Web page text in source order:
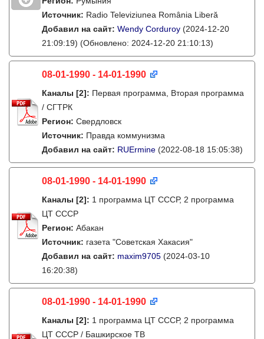
Источник: Radio Televiziunea România Liberă
Добавил на сайт: Wendy Corduroy (2024-12-20
21:09:19) (Обновлено: 2024-12-20 21:10:13)
08-01-1990 - 14-01-1990
Каналы [2]: Первая программа, Вторая программа
/ СГТРК
Регион: Свердловск
Источник: Правда коммунизма
Добавил на сайт: RUErmine (2022-08-18 15:05:38)
08-01-1990 - 14-01-1990
Каналы [2]: 1 программа ЦТ СССР, 2 программа
ЦТ СССР
Регион: Абакан
Источник: газета "Советская Хакасия"
Добавил на сайт: maxim9705 (2024-03-10
16:20:38)
08-01-1990 - 14-01-1990
Каналы [2]: 1 программа ЦТ СССР, 2 программа
ЦТ СССР / Башкирское ТВ